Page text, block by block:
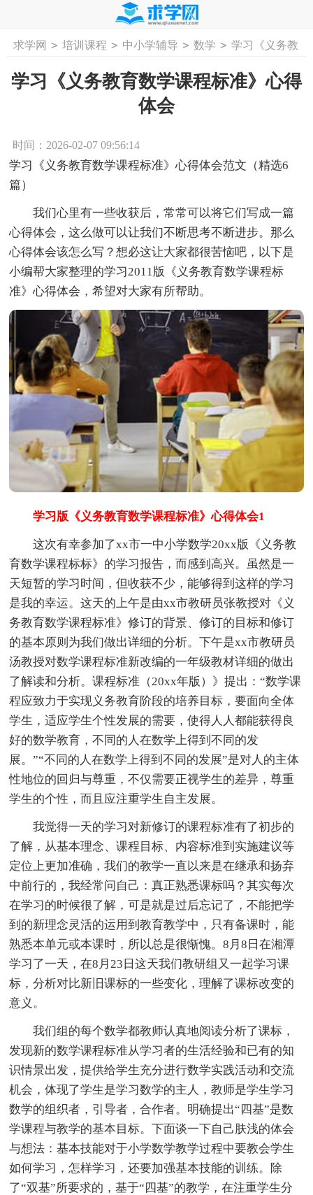
首页 工作计划 活动计划 学习计划 工
求学网 > 培训课程 > 中小学辅导 > 数学 > 学习《义务教
学习《义务教育数学课程标准》心得
体会
时间：2026-02-07 09:56:14
学习《义务教育数学课程标准》心得体会范文（精选6
篇）
我们心里有一些收获后，常常可以将它们写成一篇
心得体会，这么做可以让我们不断思考不断进步。那么
心得体会该怎么写？想必这让大家都很苦恼吧，以下是
小编帮大家整理的学习2011版《义务教育数学课程标
准》心得体会，希望对大家有所帮助。
学习版《义务教育数学课程标准》心得体会1
这次有幸参加了xx市一中小学数学20xx版《义务教
育数学课程标标》的学习报告，而感到高兴。虽然是一
天短暂的学习时间，但收获不少，能够得到这样的学习
是我的幸运。这天的上午是由xx市教研员张教授对《义
务教育数学课程标准》修订的背景、修订的目标和修订
的基本原则为我们做出详细的分析。下午是xx市教研员
汤教授对数学课程标准新改编的一年级教材详细的做出
了解读和分析。课程标准（20xx年版）》提出：“数学课
程应致力于实现义务教育阶段的培养目标，要面向全体
学生，适应学生个性发展的需要，使得人人都能获得良
好的数学教育，不同的人在数学上得到不同的发
展。”“不同的人在数学上得到不同的发展”是对人的主体
性地位的回归与尊重，不仅需要正视学生的差异，尊重
学生的个性，而且应注重学生自主发展。
我觉得一天的学习对新修订的课程标准有了初步的
了解，从基本理念、课程目标、内容标准到实施建议等
定位上更加准确，我们的教学一直以来是在继承和扬弃
中前行的，我经常问自己：真正熟悉课标吗？其实每次
在学习的时候很了解，可是就是过后忘记了，不能把学
到的新理念灵活的运用到教育教学中，只有备课时，能
熟悉本单元或本课时，所以总是很惭愧。8月8日在湘潭
学习了一天，在8月23日这天我们教研组又一起学习课
标，分析对比新旧课标的一些变化，理解了课标改变的
意义。
我们组的每个数学都教师认真地阅读分析了课标，
发现新的数学课程标准从学习者的生活经验和已有的知
识情景出发，提供给学生充分进行数学实践活动和交流
机会，体现了学生是学习数学的主人，教师是学生学习
数学的组织者，引导者，合作者。明确提出“四基”是数
学课程与教学的基本目标。下面谈一下自己肤浅的体会
与想法：基本技能对于小学数学教学过程中要教会学生
如何学习，怎样学习，还要加强基本技能的训练。除
了“双基”所要求的，基于“四基”的教学，在注重学生分